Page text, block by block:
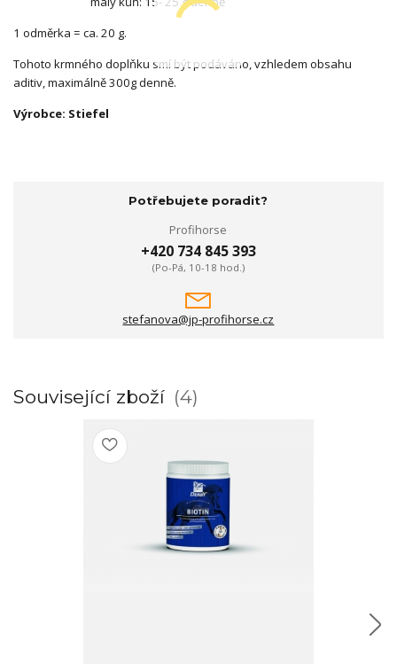
1 odměrka = ca. 20 g.
Tohoto krmného doplňku smí být podáváno, vzhledem obsahu
aditiv, maximálně 300g denně.
Výrobce: Stiefel
Potřebujete poradit?
Profihorse
+420 734 845 393
(Po-Pá, 10-18 hod.)
stefanova@jp-profihorse.cz
Související zboží 4